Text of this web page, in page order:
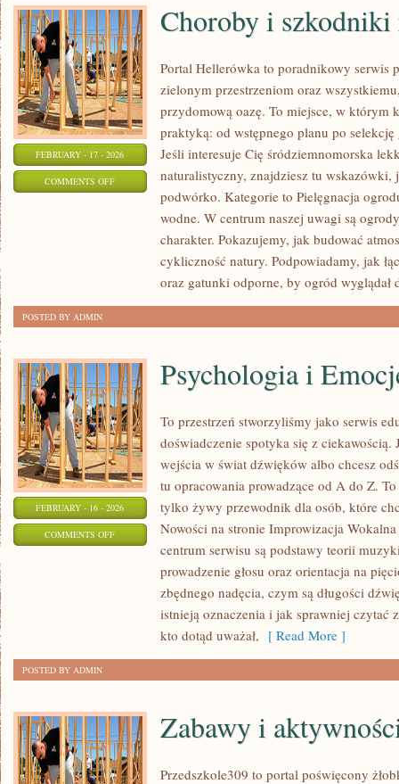
FEBRUARY - 17 - 2026
COMMENTS OFFON
SZKODNIKI
Choroby i
Portal Hellerówka to poradnikowy serwis
zielonym przestrzeniom oraz
przydomową oazę. To miejsce, w którym
praktyką: od wstępnego planu po
Jeśli interesuje Cię śródziemnomorska
naturalistyczny, znajdziesz tu wskazówki,
podwórko. Kategorie to Pielęgnacja
wodne. W centrum naszej uwagi są
charakter. Pokazujemy, jak budować
cykliczność natury. Podpowiadamy, jak
oraz gatunki odporne, by ogród wyglądał
POSTED BY ADMIN
FEBRUARY - 16 - 2026
COMMENTS OFFON
PSYCHOLOGIA
Psychologia i
To przestrzeń stworzyliśmy jako serwis
doświadczenie spotyka się z ciekawością.
wejścia w świat dźwięków albo chcesz
tu opracowania prowadzące od A do Z.
tylko żywy przewodnik dla osób, które
Nowości na stronie Improwizacja
centrum serwisu są podstawy teorii
prowadzenie głosu oraz orientacja na
zbędnego nadęcia, czym są długości
istnieją oznaczenia i jak sprawniej czytać
kto dotąd uważał, [ Read More ]
POSTED BY ADMIN
Zabawy i
Przedszkole309 to portal poświęcony